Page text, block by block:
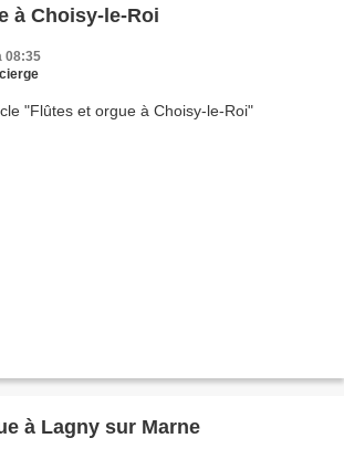
à Choisy-le-Roi
08:35
à Lagny sur Marne